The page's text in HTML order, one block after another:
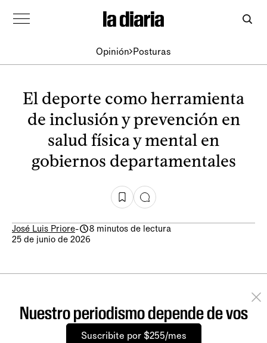
Opinión Posturas
El deporte como herramienta
de inclusión y prevención en
salud física y mental en
gobiernos departamentales
José Luis Priore-
8 minutos de lectura
25 de junio de 2026
Nuestro periodismo depende de vos
Suscribite por $255/mes